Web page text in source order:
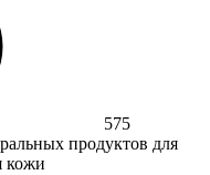
575
продуктов для
кожи